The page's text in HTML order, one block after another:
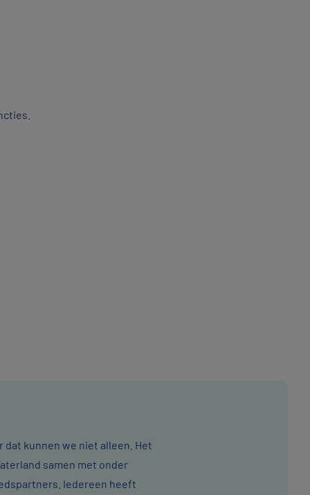
kunnen we niet alleen. Het
samen met onder
Iedereen heeft